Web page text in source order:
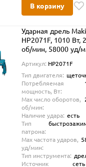
В корзину
Ударная дрель
HP2071F, 1010 Вт,
об/мин, 58000 уд/
Артикул: HP2071F
Тип двигателя:
Потребляемая
мощность, Вт:
Max число оборотов,
об/мин:
Наличие удара: есть
Тип
патрона:
Max частота ударов,
уд/мин:
Тип инструмента:
Источник
сеть